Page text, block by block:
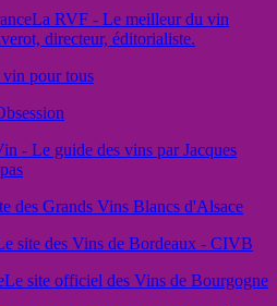
La RVF - Le meilleur du vin
directeur, éditorialiste.
pour tous
- Le guide des vins par Jacques
des Grands Vins Blancs d'Alsace
site des Vins de Bordeaux - CIVB
Le site officiel des Vins de Bourgogne